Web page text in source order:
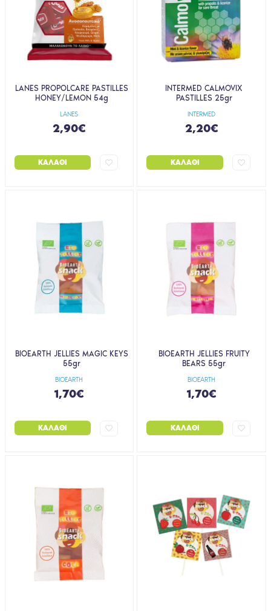
LANES
LANES PROPOLCARE PASTILLES
HONEY/LEMON 54g
2,90€
ΚΑΛΆΘΙ
INTERMED
INTERMED CALMOVIX
PASTILLES 25gr
2,20€
ΚΑΛΆΘΙ
BIOEARTH
BIOEARTH JELLIES MAGIC KEYS
55gr
1,70€
ΚΑΛΆΘΙ
BIOEARTH
BIOEARTH JELLIES FRUITY
BEARS 55gr
1,70€
ΚΑΛΆΘΙ